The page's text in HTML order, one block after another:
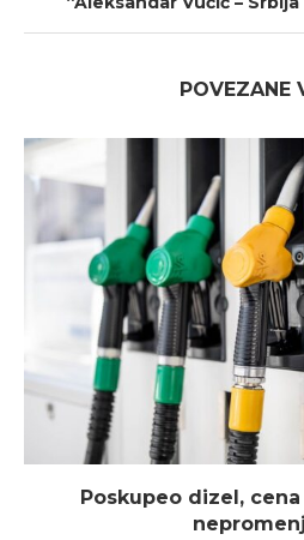
POVEZANE
Poskupeo dizel,